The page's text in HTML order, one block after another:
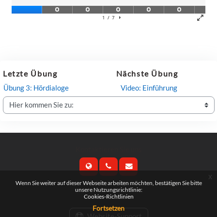
Letzte Übung
Übung 3: Hördialoge
Hier kommen Sie zu:
Nächste Übung
Video: Einführung
Folgen Sie uns
Wenn Sie weiter auf dieser Webseite arbeiten möchten, bestätigen Sie bitte
unsere Nutzungsrichtlinie:
Cookies-Richtlinien
Fortsetzen
x